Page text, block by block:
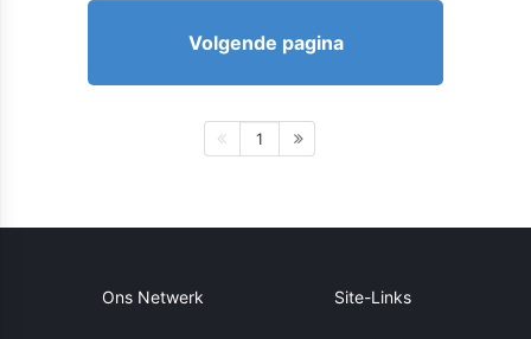
Volgende pagina
1
Ons Netwerk Site-Links